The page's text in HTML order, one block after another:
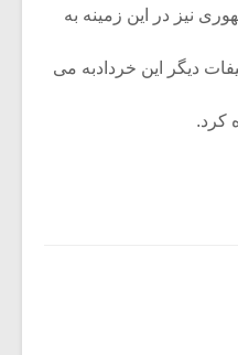
نیز در این زمینه به
دیگر این خردادبه می
کرد.